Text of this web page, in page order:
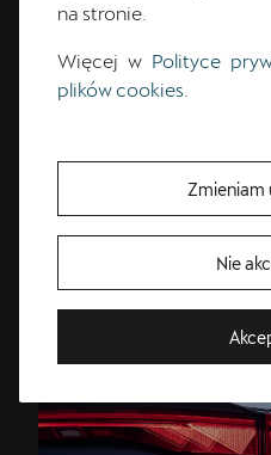
Przetestuj model z
Poznaj
CUPRY
na stronie.
Więcej w Polityce
plików cookies
Zmieniam
Nie